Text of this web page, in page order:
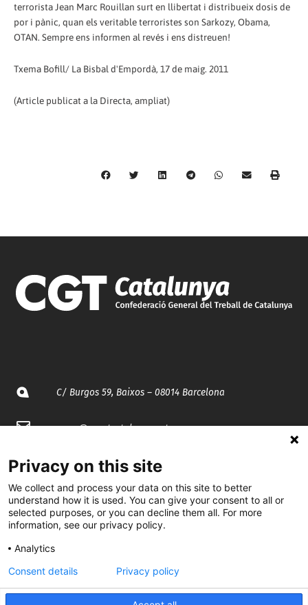
terrorista Jean Marc Rouillan surt en llibertat i distribueix dosis de
por i pànic, quan els veritable terroristes son Sarkozy, Obama,
OTAN. Sempre ens informen al revés i ens distreuen!
Txema Bofill/ La Bisbal d'Empordà, 17 de maig. 2011
(Article publicat a la Directa, ampliat)
C/ Burgos 59, Baixos – 08014 Barcelona
spccc@spcgtcatalunya.cat
935 120 481
@CGTCatalunya
cgtcatalunya
CGTCatalunya
Privacy on this site
We collect and process your data on this site to better
understand how it is used. You can give your consent to all or
selected purposes, or you can decline them all. For more
information, see our privacy policy.
Analytics
Consent details Privacy policy